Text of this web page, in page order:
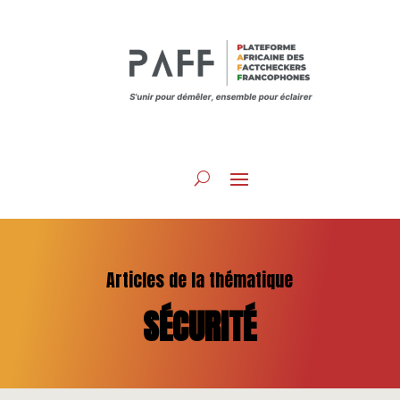
Articles de la thématique
SÉCURITÉ